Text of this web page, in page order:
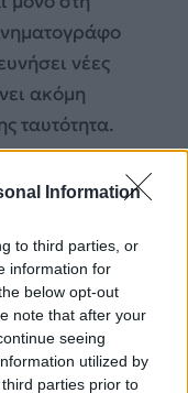
Information
to third parties, or
information for
below opt-out
note that after your
seeing
utilized by
parties prior to
νέες
ακόμη
ταυτότητα.
που φέρνει